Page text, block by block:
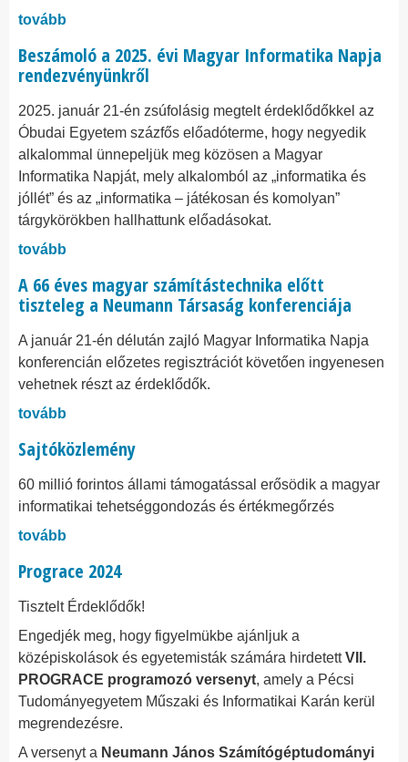
tovább
Beszámoló a 2025. évi Magyar Informatika Napja
rendezvényünkről
2025. január 21-én zsúfolásig megtelt érdeklődőkkel az
Óbudai Egyetem százfős előadóterme, hogy negyedik
alkalommal ünnepeljük meg közösen a Magyar
Informatika Napját, mely alkalomból az „informatika és
jóllét” és az „informatika – játékosan és komolyan”
tárgykörökben hallhattunk előadásokat.
tovább
A 66 éves magyar számítástechnika előtt
tiszteleg a Neumann Társaság konferenciája
A január 21-én délután zajló Magyar Informatika Napja
konferencián előzetes regisztrációt követően ingyenesen
vehetnek részt az érdeklődők.
tovább
Sajtóközlemény
60 millió forintos állami támogatással erősödik a magyar
informatikai tehetséggondozás és értékmegőrzés
tovább
Prograce 2024
Tisztelt Érdeklődők!
Engedjék meg, hogy figyelmükbe ajánljuk a
középiskolások és egyetemisták számára hirdetettVII.
PROGRACE programozó versenyt, amely a Pécsi
Tudományegyetem Műszaki és Informatikai Karán kerül
megrendezésre.
A versenyt a Neumann János Számítógéptudományi